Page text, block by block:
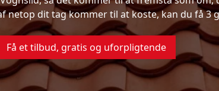
netop dit tag kommer til at koste, kan du få 3
Få et tilbud, gratis og uforpligtende